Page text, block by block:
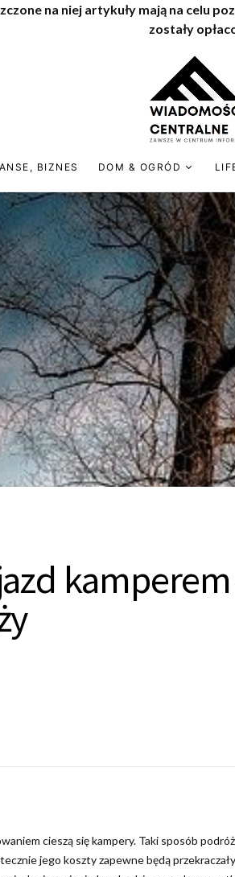
na niej artykuły mają na celu
zostały
BIZNES DOM & OGRÓD
cieszą się kampery. Taki sposób
jego koszty zapewne będą